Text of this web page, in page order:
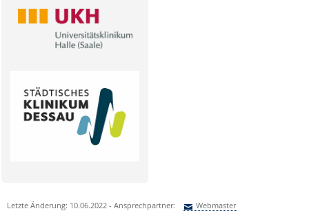
Letzte Änderung: 10.06.2022 - Ansprechpartner: Webmaster